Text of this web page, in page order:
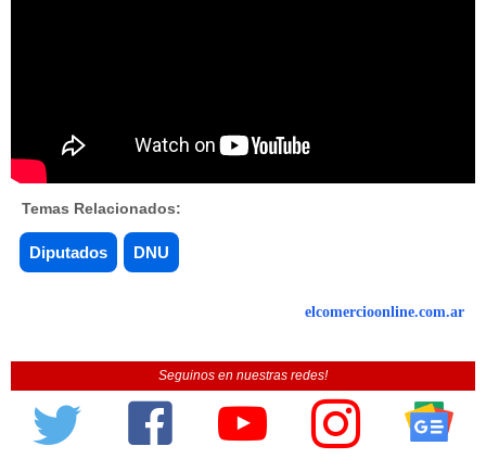
Temas Relacionados:
Diputados DNU
elcomercioonline.com.ar
Seguinos en nuestras redes!